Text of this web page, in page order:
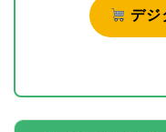
デジ